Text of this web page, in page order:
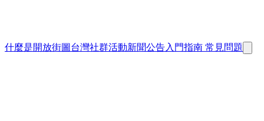
什麼是開放街圖 台灣社群活動新聞公告入門指南 常見問題